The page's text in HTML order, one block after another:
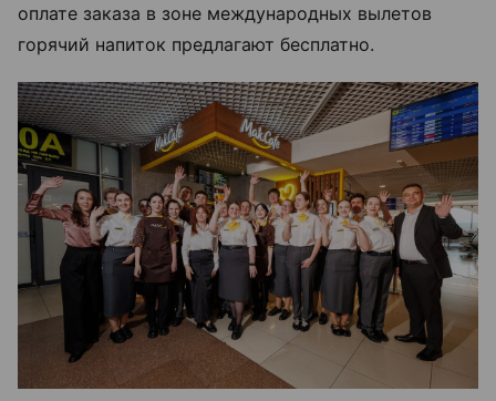
оплате заказа в зоне международных вылетов
горячий напиток предлагают бесплатно.